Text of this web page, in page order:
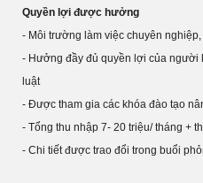
Quyền lợi được hưởng
- Môi trường làm việc chuyên
- Hưởng đầy đủ quyền lợi của người
luật
- Được tham gia các khóa đào tạo
- Tổng thu nhập 7- 20 triệu/ tháng +
- Chi tiết được trao đổi trong buổi